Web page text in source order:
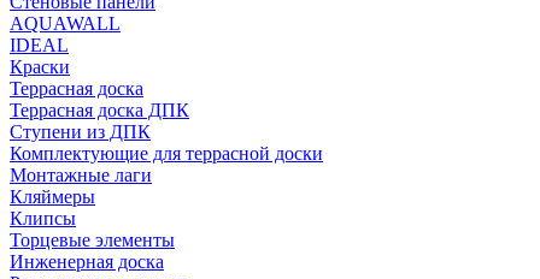
AQUAWALL
IDEAL
Краски
Террасная доска
Террасная доска ДПК
Ступени из ДПК
Комплектующие для террасной доски
Монтажные лаги
Кляймеры
Клипсы
Торцевые элементы
Инженерная доска